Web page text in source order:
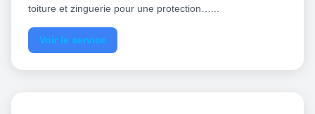
toiture et zinguerie pour une protection…...
Voir le service